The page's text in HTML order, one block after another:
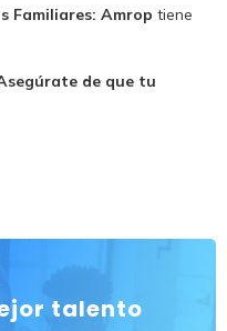
Familiares: Amrop tiene
de que tu
talento